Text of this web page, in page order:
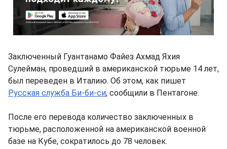
Заключенный Гуантанамо Файез Ахмад Яхия
Сулейман, проведший в американской тюрьме 14 лет,
был переведен в Италию. Об этом, как пишет
Русская служба Би-би-си, сообщили в Пентагоне.
После его перевода количество заключенных в
тюрьме, расположенной на американской военной
базе на Кубе, сократилось до 78 человек.